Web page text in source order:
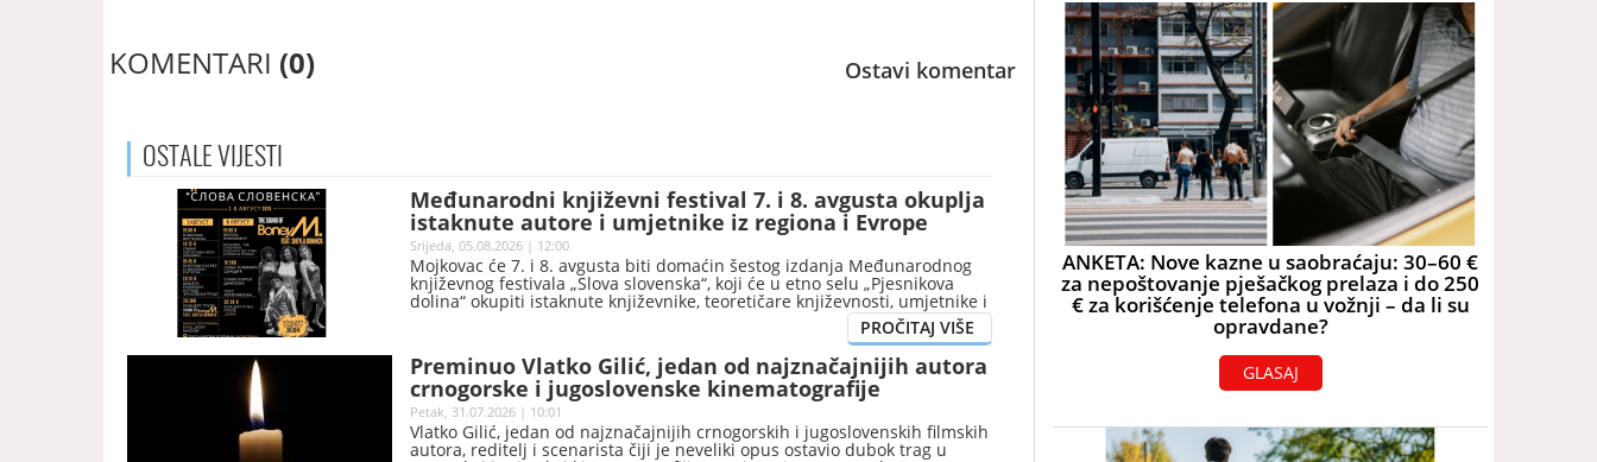
KOMENTARI (0) Ostavi komentar
OSTALEVIJESTI
Međunarodni književni festival 7. i 8. avgusta okuplja
istaknute autore i umjetnike iz regiona i Evrope
Srijeda, 05.08.2026 | 12:00
Mojkovac će 7. i 8. avgusta biti domaćin šestog izdanja Međunarodnog
književnog festivala „Slova slovenska“, koji će u etno selu „Pjesnikova
dolina“ okupiti istaknute književnike, teoretičare književnosti, umjetnike i
Preminuo Vlatko Gilić, jedan od najznačajnijih autora
crnogorske i jugoslovenske kinematografije
Petak, 31.07.2026 | 10:01
Vlatko Gilić, jedan od najznačajnijih crnogorskih i jugoslovenskih filmskih
autora, reditelj i scenarista čiji je neveliki opus ostavio dubok trag u
ANKETA: Nove kazne u saobraćaju: 30–60 €
za nepoštovanje pješačkog prelaza i do 250
€ za korišćenje telefona u vožnji – da li su
opravdane?
GLASAJ